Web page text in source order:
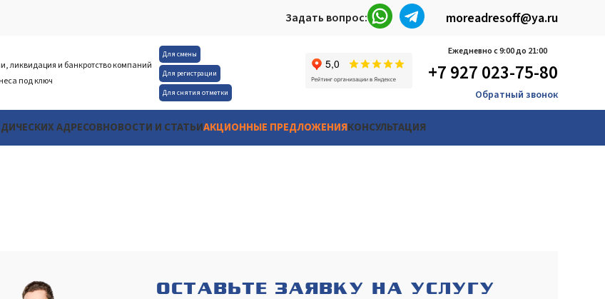
Задать вопрос: moreadresoff@ya.ru
ликвидация и банкротство компаний
под ключ
Для смены
Для регистрации
Для снятия отметки
Ежедневно с 9:00 до 21:00
+7 927 023-75-80
Обратный звонок
АДРЕСОВНОВОСТИ И СТАТЬИАКЦИОННЫЕ ПРЕДЛОЖЕНИЯКОНСУЛЬТАЦИЯ
ОСТАВЬТЕ ЗАЯВКУ НА УСЛУГУ